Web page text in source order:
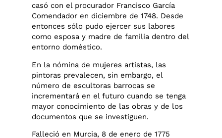
casó con el procurador Francisco García
Comendador en diciembre de 1748. Desde
entonces sólo pudo ejercer sus labores
como esposa y madre de familia dentro del
entorno doméstico.
En la nómina de mujeres artistas, las
pintoras prevalecen, sin embargo, el
número de escultoras barrocas se
incrementará en el futuro cuando se tenga
mayor conocimiento de las obras y de los
documentos que se investiguen.
Falleció en Murcia, 8 de enero de 1775